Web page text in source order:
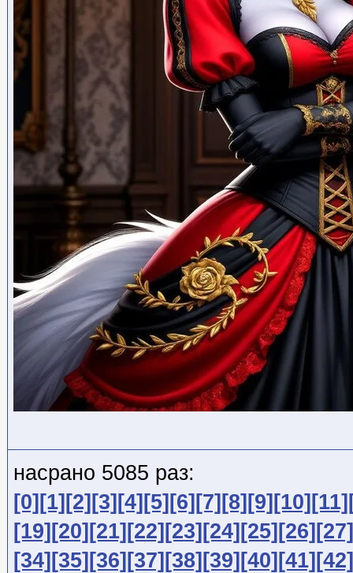
насрано 5085 раз:
[0] [1] [2] [3] [4] [5] [6] [7] [8] [9] [10] [11]
[19] [20] [21] [22] [23] [24] [25] [26] [27]
[34] [35] [36] [37] [38] [39] [40] [41] [42]